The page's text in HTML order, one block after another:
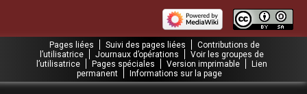
Pages liées Suivi des pages liées
Contributions de
l’utilisatrice
Journaux d’opérations
Voir les groupes de
l’utilisatrice
Pages spéciales Version imprimable
Lien
permanent
Informations sur la page